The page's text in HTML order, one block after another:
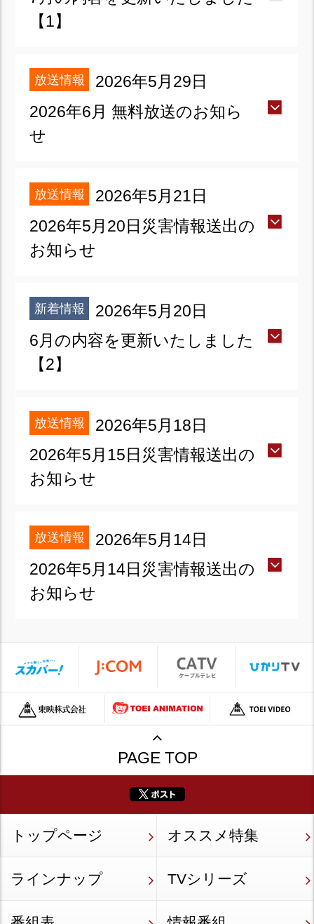
【1】
放送情報
2026年5月29日
2026年6月 無料放送のお知ら
せ
放送情報
2026年5月21日
2026年5月20日災害情報送出の
お知らせ
新着情報
2026年5月20日
6月の内容を更新いたしました
【2】
放送情報
2026年5月18日
2026年5月15日災害情報送出の
お知らせ
放送情報
2026年5月14日
2026年5月14日災害情報送出の
お知らせ
PAGE TOP
トップページ オススメ特集
ラインナップ TVシリーズ